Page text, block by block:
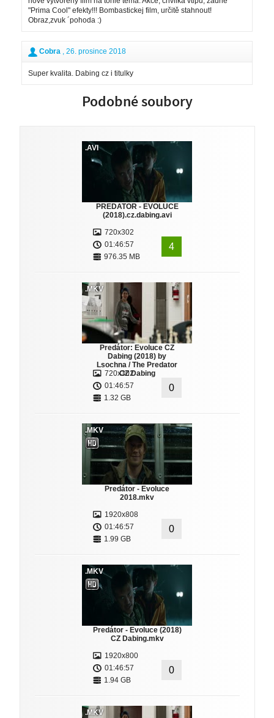
"Prima Cool" efekty!!! Bombastickej film, určitě stahnout!
Obraz,zvuk ´pohoda :)
Cobra , 26. prosince 2018
Super kvalita. Dabing cz i titulky
Podobné soubory
.AVI
PREDATOR - EVOLUCE
(2018).cz.dabing.avi
720x302
01:46:57
976.35 MB
4
.MKV
Predátor: Evoluce CZ
Dabing (2018) by
Lsochna / The Predator
CZ Dabing
720x302
01:46:57
1.32 GB
0
.MKV
Predátor - Evoluce
2018.mkv
1920x808
01:46:57
1.99 GB
0
.MKV
Predátor - Evoluce (2018)
CZ Dabing.mkv
1920x800
01:46:57
1.94 GB
0
.MKV